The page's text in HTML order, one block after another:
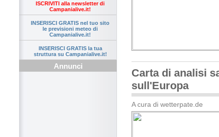
ISCRIVITI alla newsletter di
Campanialive.it!
INSERISCI GRATIS nel tuo sito
le previsioni meteo di
Campanialive.it!
INSERISCI GRATIS la tua
struttura su Campanialive.it!
Annunci
Carta di analisi
sull'Europa
A cura di wetterpate.de